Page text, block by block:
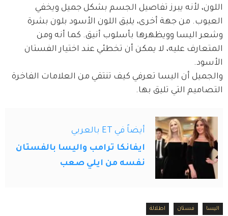
اللون، لأنه يبرز تفاصيل الجسم بشكل جميل ويخفي
العيوب. من جهة أخرى، يليق اللون الأسود بلون بشرة
وشعر اليسا وويظهرها بأسلوب أنيق. كما أنه ومن
المتعارف عليه، لا يمكن أن تخطئي عند اختيار الفستان
الأسود.
والجميل أن اليسا تعرفي كيف تنتقي من العلامات الفاخرة
التصاميم التي تليق بها.
أيضاً في ET بالعربي
ايفانكا ترامب واليسا بالفستان
نفسه من ايلي صعب
اليسا فستان اطلالة